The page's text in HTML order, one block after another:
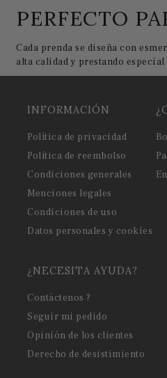
PERFECTO
Cada prenda se diseña con
alta calidad y prestando
INFORMACIÓN
Política de privacidad
Política de reembolso
Condiciones generales
Menciones legales
Condiciones de uso
Datos personales y cookies
¿NECESITA AYUDA?
Contáctenos ?
Seguir mi pedido
Opinión de los clientes
Derecho de desistimiento